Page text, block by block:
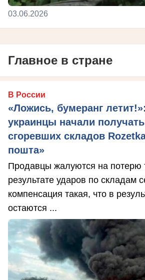
03.06.2026
Главное в стране
В России
«Ложись, бумеранг
украинцы начали
сгоревших складов
пошта»
Продавцы жалуются на потерю
результате ударов по складам
компенсация такая, что в
остаются ...